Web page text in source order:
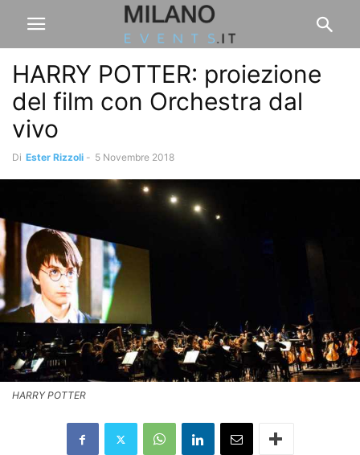
HARRY POTTER: proiezione
del film con Orchestra dal
vivo
Di Ester Rizzoli - 5 Novembre 2018
HARRY POTTER